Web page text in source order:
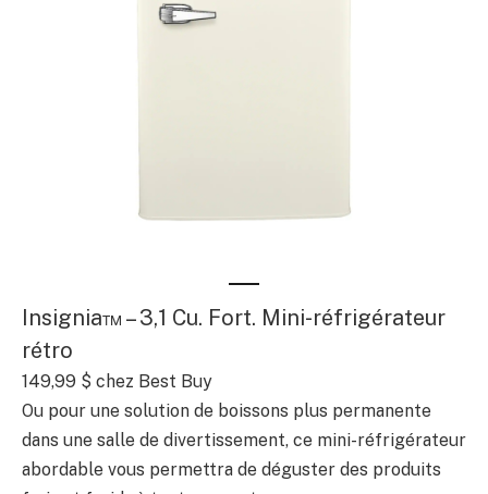
Insignia™ – 3,1 Cu. Fort. Mini-réfrigérateur
rétro
149,99 $ chez Best Buy
Ou pour une solution de boissons plus permanente
dans une salle de divertissement, ce mini-réfrigérateur
abordable vous permettra de déguster des produits